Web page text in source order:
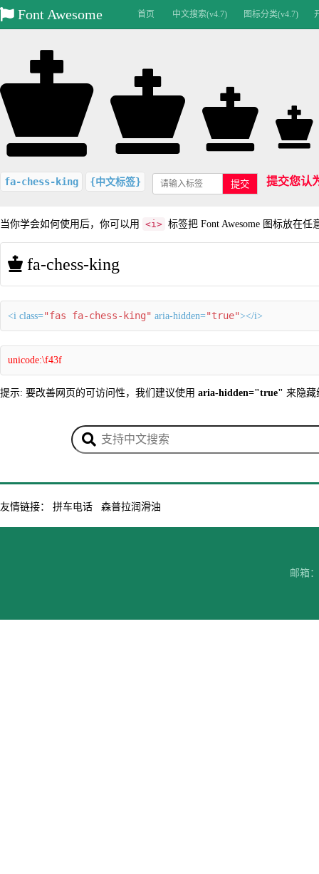
Font Awesome 首页 中文搜索(v4.7) 图标分类(v4.7)
fa-chess-king {中文标签} 提交 提交您认
当你学会如何使用后，你可以用 <i> 标签把 Font Awesome 图标放在任
fa-chess-king
<i class="fas fa-chess-king" aria-hidden="true"></i>
unicode:\f43f
提示: 要改善网页的可访问性，我们建议使用 aria-hidden="true" 来隐藏
友情链接： 拼车电话 森普拉润滑油
邮箱